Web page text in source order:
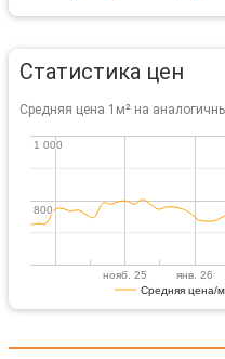
Статистика цен
Средняя цена 1м² на
Средняя цена/
нояб. 25 янв. 26
800
800
1 000
1 000